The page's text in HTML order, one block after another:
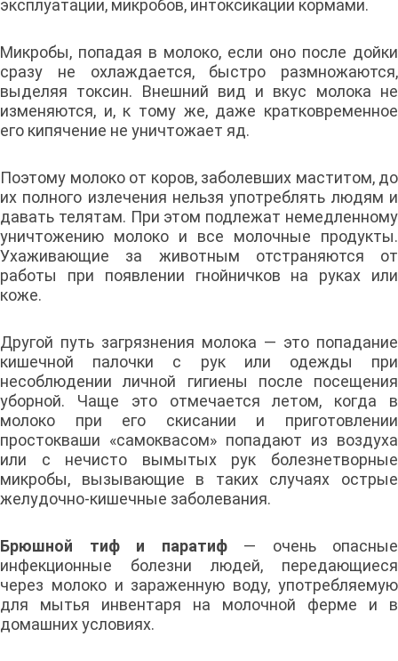
эксплуатации, микробов, интоксикации кормами.
Микробы, попадая в молоко, если оно после дойки
сразу не охлаждается, быстро размножаются,
выделяя токсин. Внешний вид и вкус молока не
изменяются, и, к тому же, даже кратковременное
его кипячение не уничтожает яд.
Поэтому молоко от коров, заболевших маститом, до
их полного излечения нельзя употреблять людям и
давать телятам. При этом подлежат немедленному
уничтожению молоко и все молочные продукты.
Ухаживающие за животным отстраняются от
работы при появлении гнойничков на руках или
коже.
Другой путь загрязнения молока — это попадание
кишечной палочки с рук или одежды при
несоблюдении личной гигиены после посещения
уборной. Чаще это отмечается летом, когда в
молоко при его скисании и приготовлении
простокваши «самоквасом» попадают из воздуха
или с нечисто вымытых рук болезнетворные
микробы, вызывающие в таких случаях острые
желудочно-кишечные заболевания.
Брюшной тиф и паратиф— очень опасные
инфекционные болезни людей, передающиеся
через молоко и зараженную воду, употребляемую
для мытья инвентаря на молочной ферме и в
домашних условиях.